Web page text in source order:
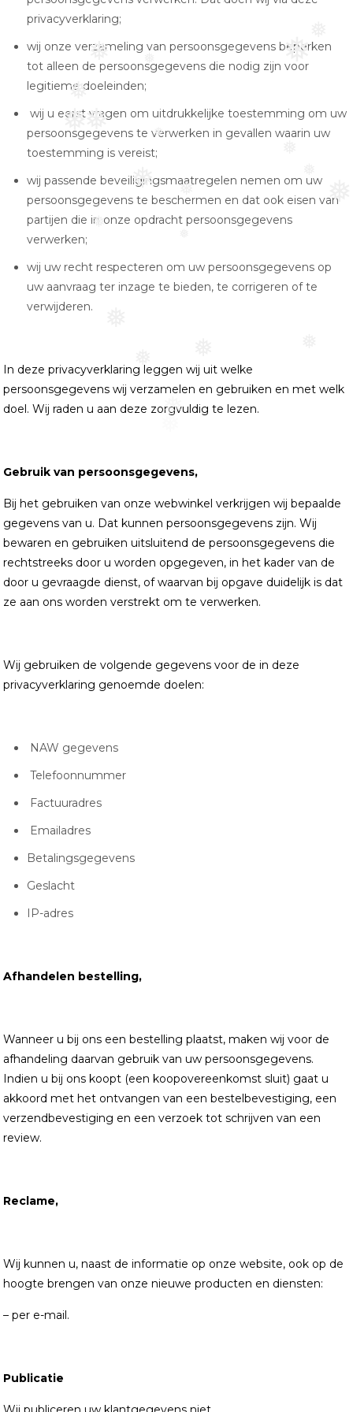
❅
❅
❅
❅
❅
❅
❅
❅ ❅
❅ ❅
❅
❅
❅
❅
❅
privacyverklaring;
wij onze verzameling van persoonsgegevens beperken
tot alleen de persoonsgegevens die nodig zijn voor
legitieme doeleinden;
wij u eerst vragen om uitdrukkelijke toestemming om uw
persoonsgegevens te verwerken in gevallen waarin uw
toestemming is vereist;
wij passende beveiligingsmaatregelen nemen om uw
persoonsgegevens te beschermen en dat ook eisen van
partijen die in onze opdracht persoonsgegevens
verwerken;
wij uw recht respecteren om uw persoonsgegevens op
uw aanvraag ter inzage te bieden, te corrigeren of te
verwijderen.
In deze privacyverklaring leggen wij uit welke
persoonsgegevens wij verzamelen en gebruiken en met welk
doel. Wij raden u aan deze zorgvuldig te lezen.
Gebruik van persoonsgegevens,
Bij het gebruiken van onze webwinkel verkrijgen wij bepaalde
gegevens van u. Dat kunnen persoonsgegevens zijn. Wij
bewaren en gebruiken uitsluitend de persoonsgegevens die
rechtstreeks door u worden opgegeven, in het kader van de
door u gevraagde dienst, of waarvan bij opgave duidelijk is dat
ze aan ons worden verstrekt om te verwerken.
Wij gebruiken de volgende gegevens voor de in deze
privacyverklaring genoemde doelen:
NAW gegevens
Telefoonnummer
Factuuradres
Emailadres
Betalingsgegevens
Geslacht
IP-adres
Afhandelen bestelling,
Wanneer u bij ons een bestelling plaatst, maken wij voor de
afhandeling daarvan gebruik van uw persoonsgegevens.
Indien u bij ons koopt (een koopovereenkomst sluit) gaat u
akkoord met het ontvangen van een bestelbevestiging, een
verzendbevestiging en een verzoek tot schrijven van een
review.
Reclame,
Wij kunnen u, naast de informatie op onze website, ook op de
hoogte brengen van onze nieuwe producten en diensten:
– per e-mail.
Publicatie